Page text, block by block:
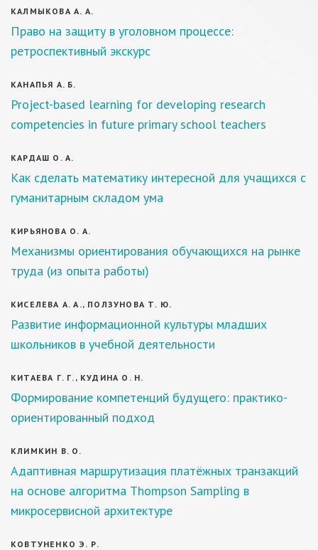
КАЛМЫКОВА А. А.
Право на защиту в уголовном процессе:
ретроспективный экскурс
КАНАПЬЯ А. Б.
Project-based learning for developing research
competencies in future primary school teachers
КАРДАШ О. А.
Как сделать математику интересной для учащихся с
гуманитарным складом ума
КИРЬЯНОВА О. А.
Механизмы ориентирования обучающихся на рынке
труда (из опыта работы)
КИСЕЛЕВА А. А., ПОЛЗУНОВА Т. Ю.
Развитие информационной культуры младших
школьников в учебной деятельности
КИТАЕВА Г. Г., КУДИНА О. Н.
Формирование компетенций будущего: практико-
ориентированный подход
КЛИМКИН В. О.
Адаптивная маршрутизация платёжных транзакций
на основе алгоритма Thompson Sampling в
микросервисной архитектуре
КОВТУНЕНКО Э. Р.